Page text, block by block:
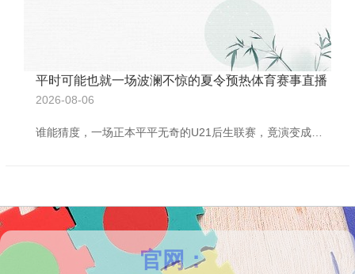
平时可能也就一场波澜不惊的夏令预热体育赛事直播
2026-08-06
谁能猜度，一场正本平平无奇的U21后生联赛，竟演变成难以打理的全员冲突，径直导致比赛腰斩、两队被斥逐、数名小将靠近事业糊口最重处分！ 当下音尘还在发酵，处罚也许只是运转，篮球圈因此炸了锅。 30号晚上，这场辽宁男篮后生队与山东男篮后生队的U21联赛正本只是两支收获欠安球队的正常交锋。 平时可能也就一场波澜不惊的夏令预热，若何谁也没猜度，果然成了中国篮球连年最具争议的“群殴现场”。 说到底，年青东说念主的火气便是旺。 辽宁队首节高出，第二节刚刚被山东队反超，场上歧视旋即间变得紧绷。 球场四周齐是
官网：